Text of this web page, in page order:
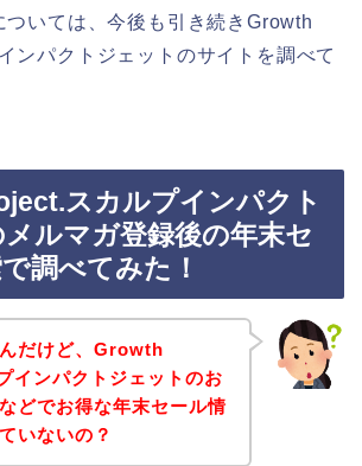
ついては、今後も引き続きGrowth
ンパクトジェットのサイトを調べて
スカルプインパクト
ルマガ登録後の年末セ
調べてみた！
だけど、Growth
インパクトジェットのお
どでお得な年末セール情
いないの？